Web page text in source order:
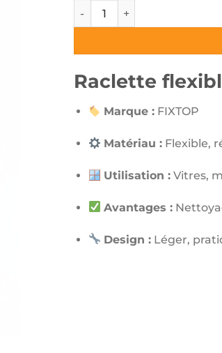
quantité de Raclette flexible
Raclette
Marque : FIXTOP
Matériau : Flexible,
Utilisation : Vitres,
Avantages :
Design : Léger,